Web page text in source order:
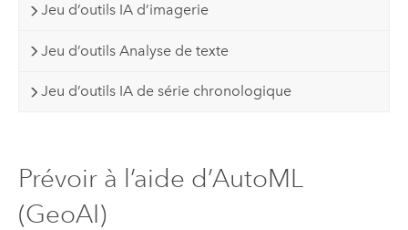
Jeu d’outils IA d’imagerie
Jeu d’outils Analyse de texte
Jeu d’outils IA de série chronologique
Prévoir à l’aide d’AutoML
(GeoAI)